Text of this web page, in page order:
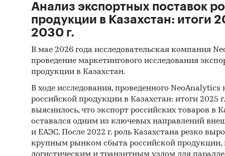
Анализ экспортных поставок
продукции в Казахстан: итоги
2030 г.
В мае 2026 года исследовательская компания
проведение маркетингового исследования
продукции в Казахстан.
В ходе исследования, проведенного NeoAnalytics
российской продукции в Казахстан: итоги 2025
выяснилось, что экспорт российских товаров в
оставался одним из ключевых направлений
и ЕАЭС. После 2022 г. роль Казахстана резко
крупным рынком сбыта российской